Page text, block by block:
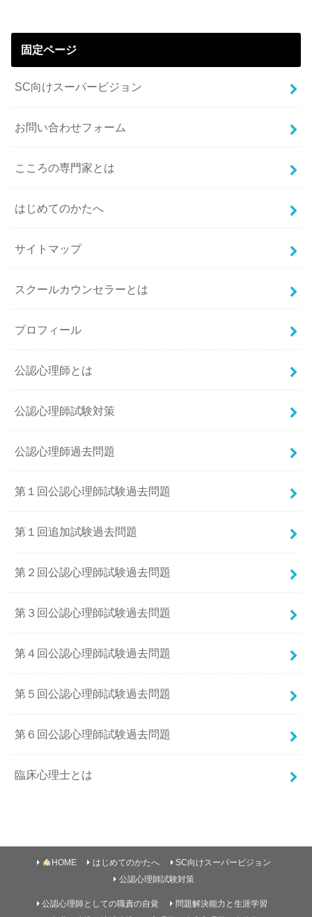
固定ページ
SC向けスーパービジョン
お問い合わせフォーム
こころの専門家とは
はじめてのかたへ
サイトマップ
スクールカウンセラーとは
プロフィール
公認心理師とは
公認心理師試験対策
公認心理師過去問題
第１回公認心理師試験過去問題
第１回追加試験過去問題
第２回公認心理師試験過去問題
第３回公認心理師試験過去問題
第４回公認心理師試験過去問題
第５回公認心理師試験過去問題
第６回公認心理師試験過去問題
臨床心理士とは
HOME はじめてのかたへ
SC向けスーパービジョン
公認心理師試験対策
公認心理師としての職責の自覚
問題解決能力と生涯学習